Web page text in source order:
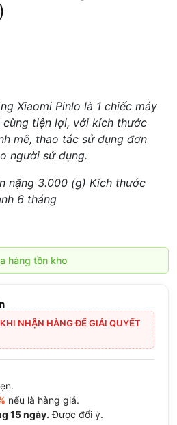
Xiaomi Pinlo là 1 chiếc máy
tiện lợi, với kích thước
mẽ, thao tác sử dụng đơn
người sử dụng.
nặng 3.000 (g) Kích thước
6 tháng
kho
NHẬN HÀNG ĐỂ GIẢI QUYẾT
nếu là hàng giả.
15 ngày. Được đổi ý.